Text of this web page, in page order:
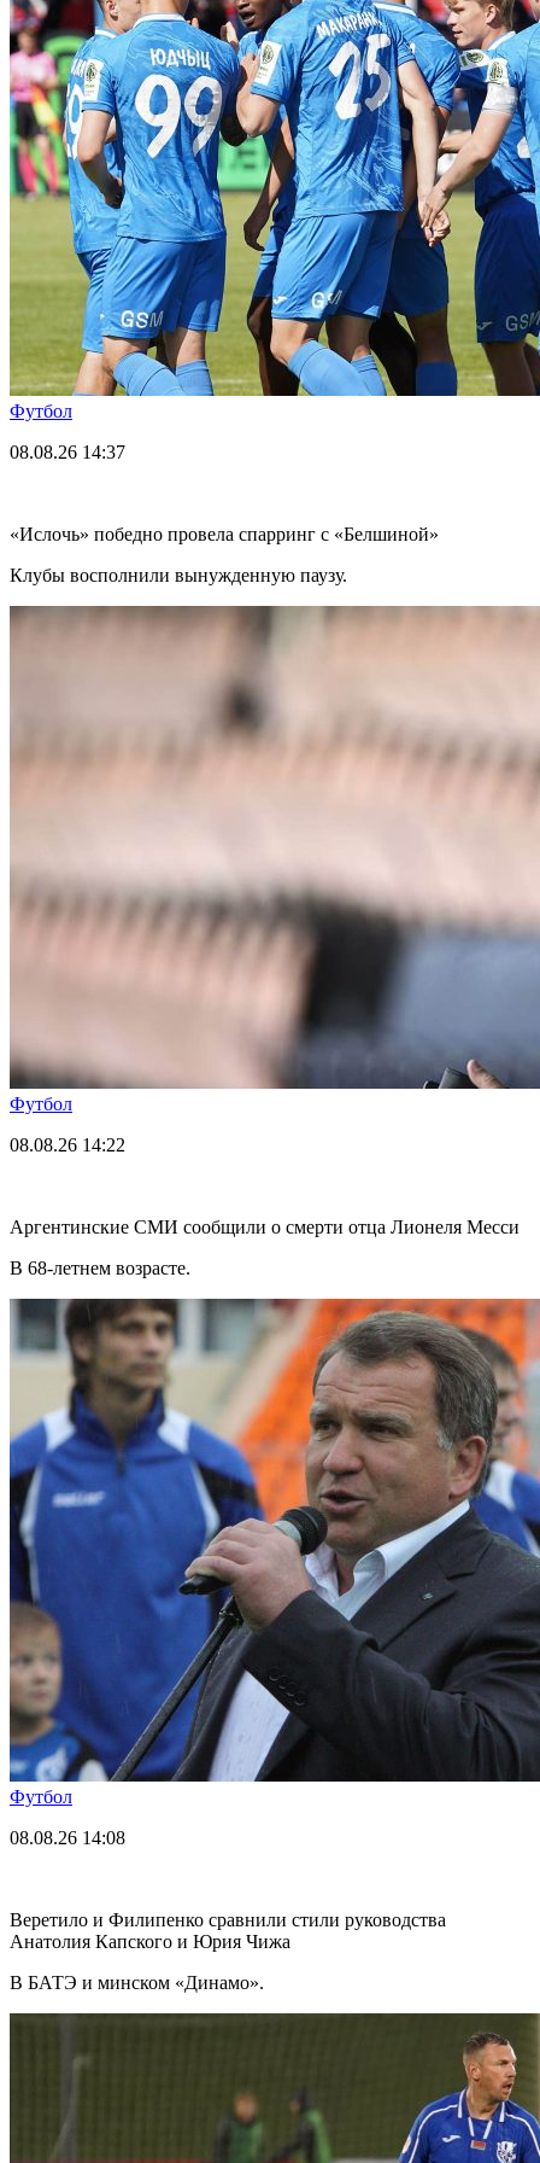
Футбол
08.08.26 14:37
«Ислочь» победно провела спарринг с «Белшиной»
Клубы восполнили вынужденную паузу.
Футбол
08.08.26 14:22
Аргентинские СМИ сообщили о смерти отца Лионеля Месси
В 68-летнем возрасте.
Футбол
08.08.26 14:08
Веретило и Филипенко сравнили стили руководства
Анатолия Капского и Юрия Чижа
В БАТЭ и минском «Динамо».